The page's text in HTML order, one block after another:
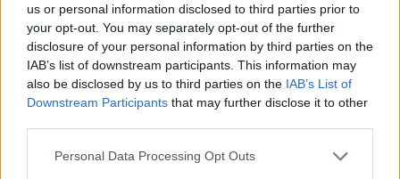
us or personal information disclosed to third parties prior to
your opt-out. You may separately opt-out of the further
disclosure of your personal information by third parties on the
IAB’s list of downstream participants. This information may
also be disclosed by us to third parties on the IAB’s List of
Downstream Participants that may further disclose it to other
Personal Data Processing Opt Outs